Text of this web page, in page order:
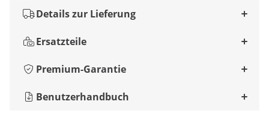
Details zur Lieferung
Ersatzteile
Premium-Garantie
Benutzerhandbuch